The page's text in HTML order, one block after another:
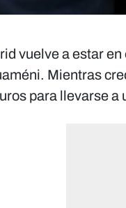
vuelve a estar
Mientras
para llevarse